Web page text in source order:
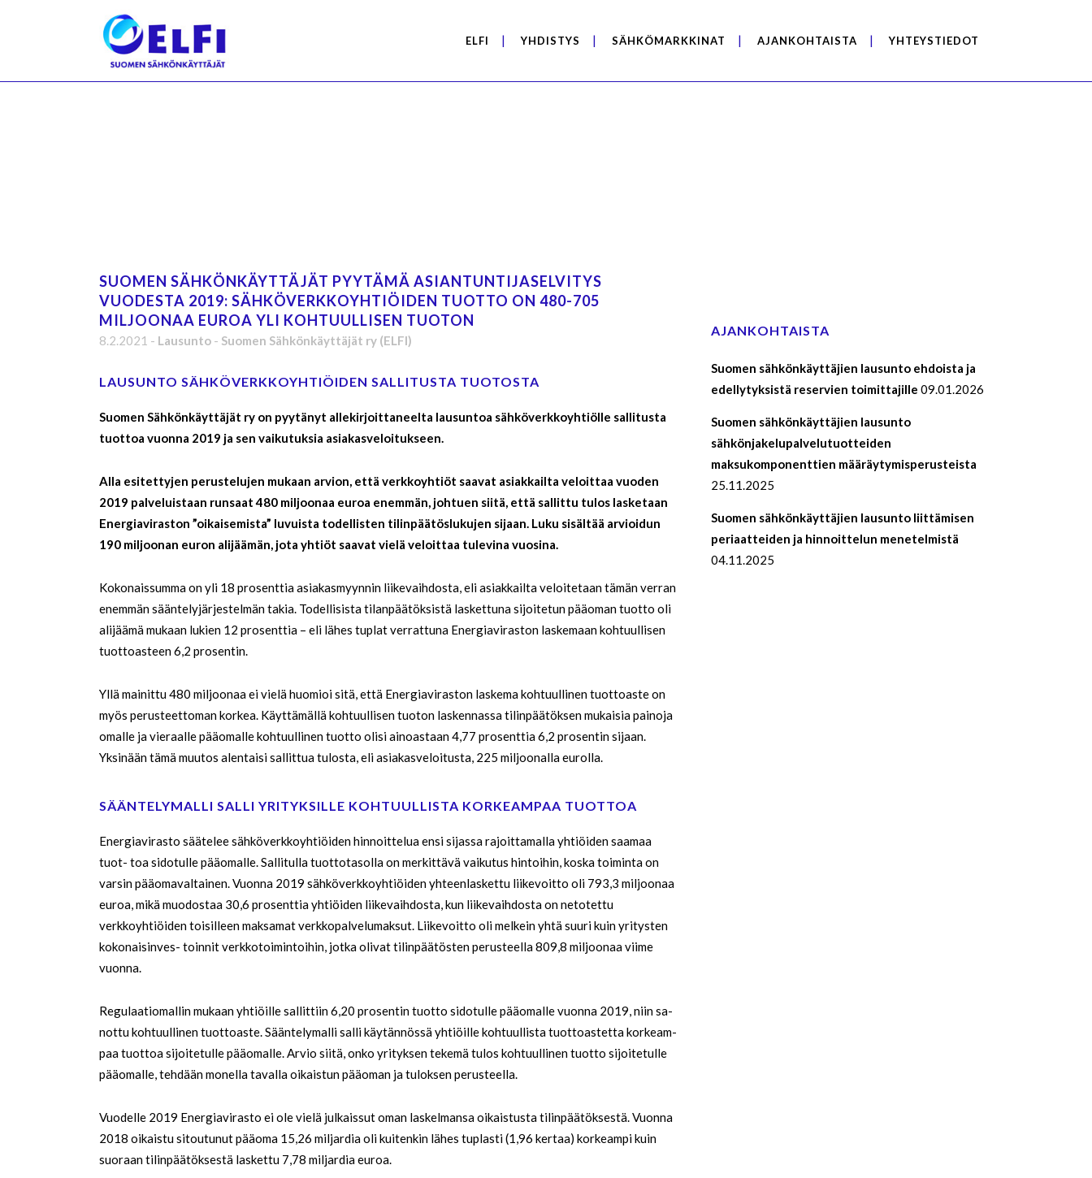
ELFI YHDISTYS SÄHKÖMARKKINAT AJANKOHTAISTA YHTEYSTIEDOT
SUOMEN SÄHKÖNKÄYTTÄJÄT PYYTÄMÄ ASIANTUNTIJASELVITYS
VUODESTA 2019: SÄHKÖVERKKOYHTIÖIDEN TUOTTO ON 480-705
MILJOONAA EUROA YLI KOHTUULLISEN TUOTON
8.2.2021 - Lausunto - Suomen Sähkönkäyttäjät ry (ELFI)
LAUSUNTO SÄHKÖVERKKOYHTIÖIDEN SALLITUSTA TUOTOSTA
Suomen Sähkönkäyttäjät ry on pyytänyt allekirjoittaneelta lausuntoa sähköverkkoyhtiölle sallitusta
tuottoa vuonna 2019 ja sen vaikutuksia asiakasveloitukseen.
Alla esitettyjen perustelujen mukaan arvion, että verkkoyhtiöt saavat asiakkailta veloittaa vuoden
2019 palveluistaan runsaat 480 miljoonaa euroa enemmän, johtuen siitä, että sallittu tulos lasketaan
Energiaviraston ”oikaisemista” luvuista todellisten tilinpäätöslukujen sijaan. Luku sisältää arvioidun
190 miljoonan euron alijäämän, jota yhtiöt saavat vielä veloittaa tulevina vuosina.
Kokonaissumma on yli 18 prosenttia asiakasmyynnin liikevaihdosta, eli asiakkailta veloitetaan tämän verran
enemmän sääntelyjärjestelmän takia. Todellisista tilanpäätöksistä laskettuna sijoitetun pääoman tuotto oli
alijäämä mukaan lukien 12 prosenttia – eli lähes tuplat verrattuna Energiaviraston laskemaan kohtuullisen
tuottoasteen 6,2 prosentin.
Yllä mainittu 480 miljoonaa ei vielä huomioi sitä, että Energiaviraston laskema kohtuullinen tuottoaste on
myös perusteettoman korkea. Käyttämällä kohtuullisen tuoton laskennassa tilinpäätöksen mukaisia painoja
omalle ja vieraalle pääomalle kohtuullinen tuotto olisi ainoastaan 4,77 prosenttia 6,2 prosentin sijaan.
Yksinään tämä muutos alentaisi sallittua tulosta, eli asiakasveloitusta, 225 miljoonalla eurolla.
SÄÄNTELYMALLI SALLI YRITYKSILLE KOHTUULLISTA KORKEAMPAA TUOTTOA
Energiavirasto säätelee sähköverkkoyhtiöiden hinnoittelua ensi sijassa rajoittamalla yhtiöiden saamaa
tuot- toa sidotulle pääomalle. Sallitulla tuottotasolla on merkittävä vaikutus hintoihin, koska toiminta on
varsin pääomavaltainen. Vuonna 2019 sähköverkkoyhtiöiden yhteenlaskettu liikevoitto oli 793,3 miljoonaa
euroa, mikä muodostaa 30,6 prosenttia yhtiöiden liikevaihdosta, kun liikevaihdosta on netotettu
verkkoyhtiöiden toisilleen maksamat verkkopalvelumaksut. Liikevoitto oli melkein yhtä suuri kuin yritysten
kokonaisinves- toinnit verkkotoimintoihin, jotka olivat tilinpäätösten perusteella 809,8 miljoonaa viime
vuonna.
Regulaatiomallin mukaan yhtiöille sallittiin 6,20 prosentin tuotto sidotulle pääomalle vuonna 2019, niin sa-
nottu kohtuullinen tuottoaste. Sääntelymalli salli käytännössä yhtiöille kohtuullista tuottoastetta korkeam-
paa tuottoa sijoitetulle pääomalle. Arvio siitä, onko yrityksen tekemä tulos kohtuullinen tuotto sijoitetulle
pääomalle, tehdään monella tavalla oikaistun pääoman ja tuloksen perusteella.
Vuodelle 2019 Energiavirasto ei ole vielä julkaissut oman laskelmansa oikaistusta tilinpäätöksestä. Vuonna
2018 oikaistu sitoutunut pääoma 15,26 miljardia oli kuitenkin lähes tuplasti (1,96 kertaa) korkeampi kuin
suoraan tilinpäätöksestä laskettu 7,78 miljardia euroa.
AJANKOHTAISTA
Suomen sähkönkäyttäjien lausunto ehdoista ja
edellytyksistä reservien toimittajille 09.01.2026
Suomen sähkönkäyttäjien lausunto
sähkönjakelupalvelutuotteiden
maksukomponenttien määräytymisperusteista
25.11.2025
Suomen sähkönkäyttäjien lausunto liittämisen
periaatteiden ja hinnoittelun menetelmistä
04.11.2025